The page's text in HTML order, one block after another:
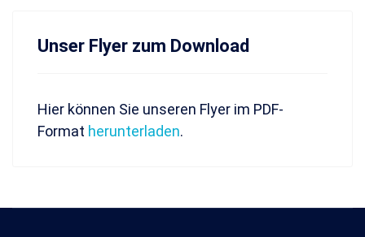
Unser Flyer zum Download
Hier können Sie unseren Flyer im PDF-
Format herunterladen.